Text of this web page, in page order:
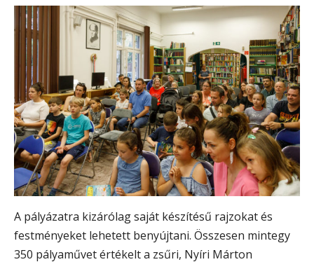
A pályázatra kizárólag saját készítésű rajzokat és
festményeket lehetett benyújtani. Összesen mintegy
350 pályaművet értékelt a zsűri, Nyíri Márton